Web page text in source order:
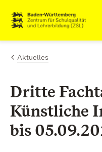
Zum Inhalt springen
Link zur Startseite
Aktuelles
Dritte
Künstliche
bis